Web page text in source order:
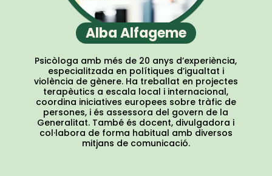
Alba Alfageme
Psicòloga amb més de 20 anys d’experiència,
especialitzada en polítiques d’igualtat i
violència de gènere. Ha treballat en projectes
terapèutics a escala local i internacional,
coordina iniciatives europees sobre tràfic de
persones, i és assessora del govern de la
Generalitat. També és docent, divulgadora i
col·labora de forma habitual amb diversos
mitjans de comunicació.